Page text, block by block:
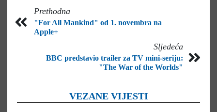
Prethodna
"For All Mankind" od 1. novembra na
Apple+
Sljedeća
BBC predstavio trailer za TV mini-seriju:
"The War of the Worlds"
VEZANE VIJESTI